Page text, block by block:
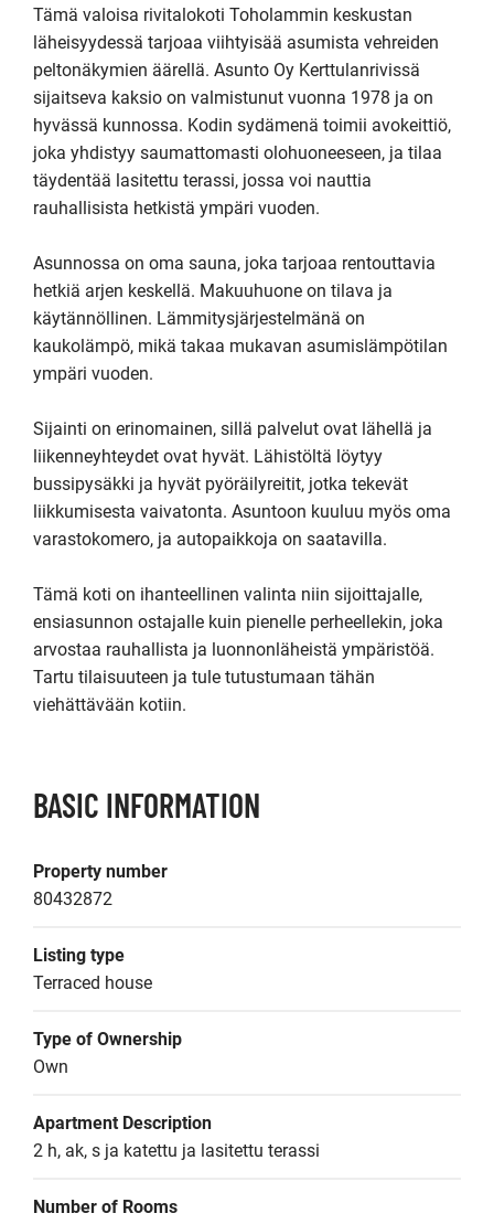
Tämä valoisa rivitalokoti Toholammin keskustan
läheisyydessä tarjoaa viihtyisää asumista vehreiden
peltonäkymien äärellä. Asunto Oy Kerttulanrivissä
sijaitseva kaksio on valmistunut vuonna 1978 ja on
hyvässä kunnossa. Kodin sydämenä toimii avokeittiö,
joka yhdistyy saumattomasti olohuoneeseen, ja tilaa
täydentää lasitettu terassi, jossa voi nauttia
rauhallisista hetkistä ympäri vuoden.
Asunnossa on oma sauna, joka tarjoaa rentouttavia
hetkiä arjen keskellä. Makuuhuone on tilava ja
käytännöllinen. Lämmitysjärjestelmänä on
kaukolämpö, mikä takaa mukavan asumislämpötilan
ympäri vuoden.
Sijainti on erinomainen, sillä palvelut ovat lähellä ja
liikenneyhteydet ovat hyvät. Lähistöltä löytyy
bussipysäkki ja hyvät pyöräilyreitit, jotka tekevät
liikkumisesta vaivatonta. Asuntoon kuuluu myös oma
varastokomero, ja autopaikkoja on saatavilla.
Tämä koti on ihanteellinen valinta niin sijoittajalle,
ensiasunnon ostajalle kuin pienelle perheellekin, joka
arvostaa rauhallista ja luonnonläheistä ympäristöä.
Tartu tilaisuuteen ja tule tutustumaan tähän
viehättävään kotiin.
BASIC INFORMATION
Property number
80432872
Listing type
Terraced house
Type of Ownership
Own
Apartment Description
2 h, ak, s ja katettu ja lasitettu terassi
Number of Rooms